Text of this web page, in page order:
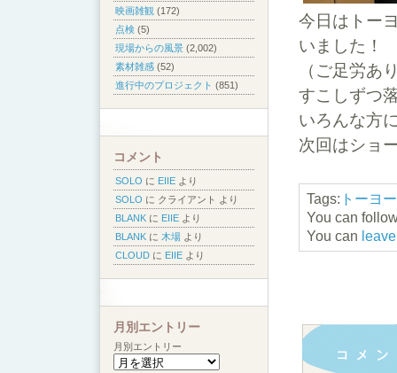
今日はトー
いました！
（ご足労あ
すこしずつ
いろんな方
次回はショ
Tags: トーヨ
You can
You can
映画雑観 (172)
点検 (5)
現場からの風景 (2,002)
素材雑感 (52)
進行中のプロジェクト (851)
コメント
SOLO に EIIE より
SOLO に クライアント
より
BLANK に EIIE より
BLANK に 木場 より
CLOUD に EIIE より
月別エントリー
月別エントリー